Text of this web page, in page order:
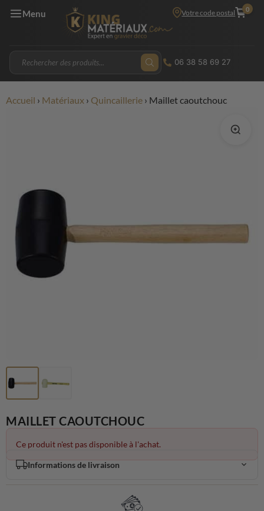
Menu Votre code postal 0
06 38 58 69 27
Accueil › Matériaux › Quincaillerie › Maillet caoutchouc
MAILLET CAOUTCHOUC
Ce produit n'est pas disponible à l'achat.
Informations de livraison